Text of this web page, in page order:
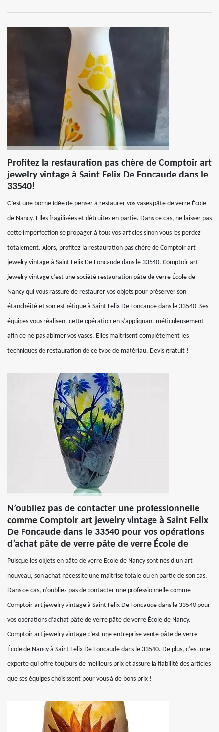
Profitez la restauration pas chère de Comptoir art
jewelry vintage à Saint Felix De Foncaude dans le
33540!
C’est une bonne idée de penser à restaurer vos vases pâte de verre École
de Nancy. Elles fragilisées et détruites en partie. Dans ce cas, ne laisser pas
cette imperfection se propager à tous vos articles sinon vous les perdez
totalement. Alors, profitez la restauration pas chère de Comptoir art
jewelry vintage à Saint Felix De Foncaude dans le 33540. Comptoir art
jewelry vintage c’est une société restauration pâte de verre École de
Nancy qui vous rassure de restaurer vos objets pour préserver son
étanchéité et son esthétique à Saint Felix De Foncaude dans le 33540. Ses
équipes vous réalisent cette opération en s’appliquant méticuleusement
afin de ne pas abimer vos vases. Elles maitrisent complètement les
techniques de restauration de ce type de matériau. Devis gratuit !
N’oubliez pas de contacter une professionnelle
comme Comptoir art jewelry vintage à Saint Felix
De Foncaude dans le 33540 pour vos opérations
d’achat pâte de verre pâte de verre École de
Puisque les objets en pâte de verre Ecole de Nancy sont nés d’un art
nouveau, son achat nécessite une maitrise totale ou en partie de son cas.
Dans ce cas, n’oubliez pas de contacter une professionnelle comme
Comptoir art jewelry vintage à Saint Felix De Foncaude dans le 33540 pour
vos opérations d’achat pâte de verre pâte de verre École de Nancy.
Comptoir art jewelry vintage c’est une entreprise vente pâte de verre
École de Nancy à Saint Felix De Foncaude dans le 33540. De plus, c’est une
experte qui offre toujours de meilleurs prix et assure la fiabilité des articles
que ses équipes choisissent pour vous à de bons prix !